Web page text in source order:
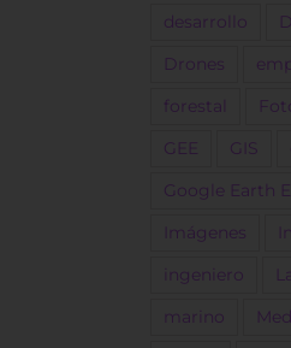
desarrollo
Drones
forestal
GEE GIS
Google Earth
Imágenes
ingeniero
marino